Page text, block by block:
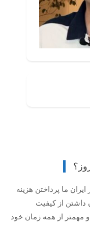
ما پرداختن هزینه
داشتن از کیفیت
مهمتر از همه زمان خود